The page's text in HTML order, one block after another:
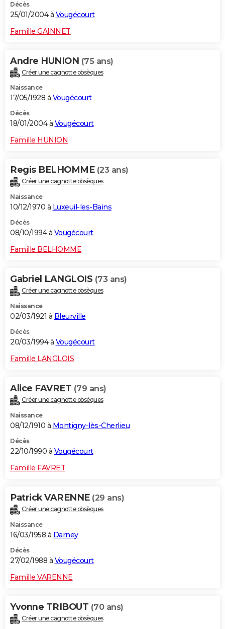
Décès
25/01/2004 à Vougécourt
Famille GAINNET
Andre HUNION (75 ans)
Créer une cagnotte obsèques
Naissance
17/05/1928 à Vougécourt
Décès
18/01/2004 à Vougécourt
Famille HUNION
Regis BELHOMME (23 ans)
Créer une cagnotte obsèques
Naissance
10/12/1970 à Luxeuil-les-Bains
Décès
08/10/1994 à Vougécourt
Famille BELHOMME
Gabriel LANGLOIS (73 ans)
Créer une cagnotte obsèques
Naissance
02/03/1921 à Bleurville
Décès
20/03/1994 à Vougécourt
Famille LANGLOIS
Alice FAVRET (79 ans)
Créer une cagnotte obsèques
Naissance
08/12/1910 à Montigny-lès-Cherlieu
Décès
22/10/1990 à Vougécourt
Famille FAVRET
Patrick VARENNE (29 ans)
Créer une cagnotte obsèques
Naissance
16/03/1958 à Darney
Décès
27/02/1988 à Vougécourt
Famille VARENNE
Yvonne TRIBOUT (70 ans)
Créer une cagnotte obsèques